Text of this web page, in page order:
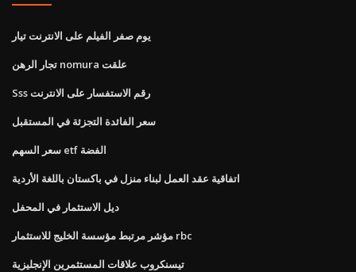
يوم صفر الفيلم على الانترنت تيار
تجار الرهن nomura علقت
Sss رقم الاستفسار على الانترنت
سعر الفائدة التجزئة في المستقبل
سعر السهم etf الفضة
اتفاقية عقد العمل لبناء منزل في باكستان باللغة الأردية
ديل الاستثمار في المحفل
مؤشر مرتبط مؤسسة الخليج للاستثمار rbc
تيسنكروب علاقات المستثمرين الإنجليزية